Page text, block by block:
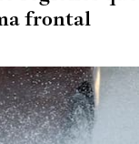
frontal